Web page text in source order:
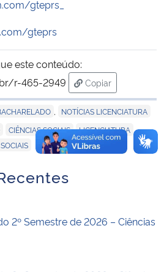
gteprs_
gteprs
este conteúdo:
r-465-2949
Copiar
para área de
NOTÍCIAS LICENCIATURA
CIÊNCIAS SOCIAIS , LICENCIATURA
2º Semestre de 2026 – Ciências